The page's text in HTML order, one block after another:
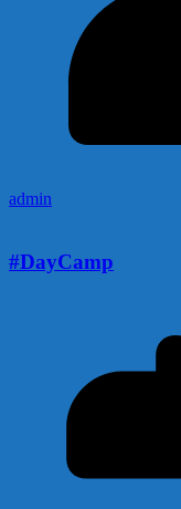
admin
#DayCamp